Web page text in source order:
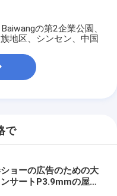
の第2企業公園、
地区、シンセン、中国
で
ョーの広告のための大
サートP3.9mmの屋外